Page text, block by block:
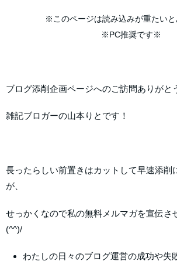
※このページは読み込みが重たい
※PC推奨です※
ブログ添削企画ページへのご訪問ありが
雑記ブロガーの山本りとです！
長ったらしい前置きはカットして早速添
が、
せっかくなので私の無料メルマガを宣伝さ
(^^)/
わたしの日々のブログ運営の成功や失